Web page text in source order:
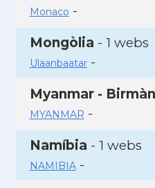
Monaco -
Mongòlia - 1 webs
Ulaanbaatar-
Myanmar -
MYANMAR -
Namíbia - 1 webs
NAMIBIA-